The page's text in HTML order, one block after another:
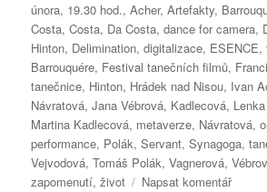
února, 19.30 hod.,Acher,Artefakty,
Costa,Costa, Da Costa,dance for camera,
Hinton, Delimination,digitalizace, ESENCE,
Barrouquére, Festival tanečních filmů,
tanečnice, Hinton, Hrádek nad Nisou, Ivan
Návratová,Jana Vébrová, Kadlecová,
Martina Kadlecová, metaverze, Návratová,
performance, Polák,Servant,Synagoga,
Vejvodová,Tomáš Polák,Vagnerová,
zapomenutí,život Napsat komentářpro